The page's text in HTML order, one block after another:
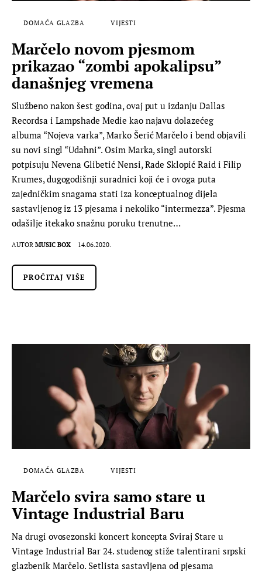
DOMAĆA GLAZBA VIJESTI
Marčelo novom pjesmom
prikazao “zombi apokalipsu”
današnjeg vremena
Službeno nakon šest godina, ovaj put u izdanju Dallas
Recordsa i Lampshade Medie kao najavu dolazećeg
albuma “Nojeva varka”, Marko Šerić Marčelo i bend objavili
su novi singl “Udahni”. Osim Marka, singl autorski
potpisuju Nevena Glibetić Nensi, Rade Sklopić Raid i Filip
Krumes, dugogodišnji suradnici koji će i ovoga puta
zajedničkim snagama stati iza konceptualnog dijela
sastavljenog iz 13 pjesama i nekoliko “intermezza”. Pjesma
odašilje itekako snažnu poruku trenutne…
AUTOR MUSIC BOX 14.06.2020.
PROČITAJ VIŠE
DOMAĆA GLAZBA VIJESTI
Marčelo svira samo stare u
Vintage Industrial Baru
Na drugi ovosezonski koncert koncepta Sviraj Stare u
Vintage Industrial Bar 24. studenog stiže talentirani srpski
glazbenik Marčelo. Setlista sastavljena od pjesama